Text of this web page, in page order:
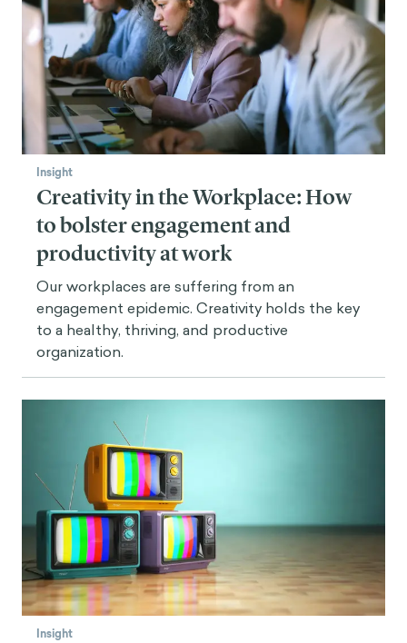
Insight
Creativity in the Workplace: How
to bolster engagement and
productivity at work
Our workplaces are suffering from an
engagement epidemic. Creativity holds the key
to a healthy, thriving, and productive
organization.
Insight